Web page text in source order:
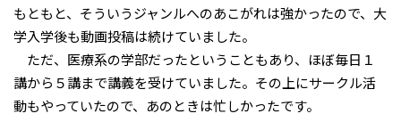
もともと、そういうジャンルへのあこがれは強かったので、大
学入学後も動画投稿は続けていました。
ただ、医療系の学部だったということもあり、ほぼ毎日１
講から５講まで講義を受けていました。その上にサークル活
動もやっていたので、あのときは忙しかったです。